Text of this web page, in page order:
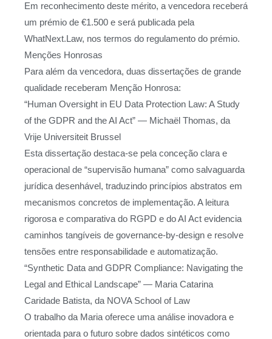
Em reconhecimento deste mérito, a vencedora receberá
um prémio de €1.500 e será publicada pela
WhatNext.Law, nos termos do regulamento do prémio.
Menções Honrosas
Para além da vencedora, duas dissertações de grande
qualidade receberam Menção Honrosa:
“Human Oversight in EU Data Protection Law: A Study
of the GDPR and the AI Act” — Michaël Thomas, da
Vrije Universiteit Brussel
Esta dissertação destaca-se pela conceção clara e
operacional de “supervisão humana” como salvaguarda
jurídica desenhável, traduzindo princípios abstratos em
mecanismos concretos de implementação. A leitura
rigorosa e comparativa do RGPD e do AI Act evidencia
caminhos tangíveis de governance-by-design e resolve
tensões entre responsabilidade e automatização.
“Synthetic Data and GDPR Compliance: Navigating the
Legal and Ethical Landscape” — Maria Catarina
Caridade Batista, da NOVA School of Law
O trabalho da Maria oferece uma análise inovadora e
orientada para o futuro sobre dados sintéticos como